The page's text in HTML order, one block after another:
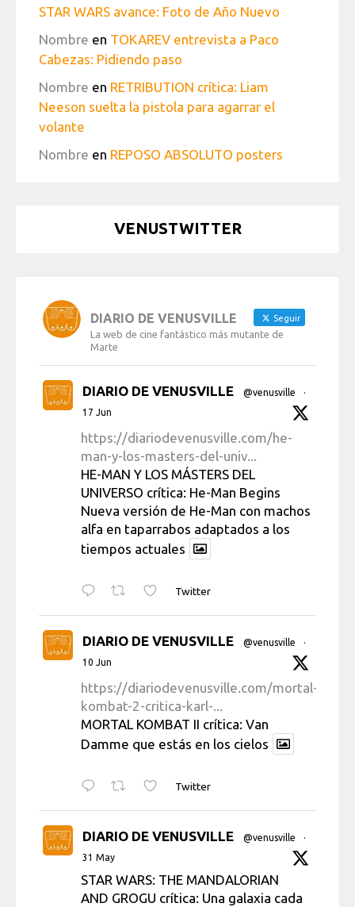
STAR WARS avance: Foto de Año Nuevo
Nombre en TOKAREV entrevista a Paco
Cabezas: Pidiendo paso
Nombre en RETRIBUTION crítica: Liam
Neeson suelta la pistola para agarrar el
volante
Nombre en REPOSO ABSOLUTO posters
VENUSTWITTER
DIARIO DE VENUSVILLE Seguir
La web de cine fantástico más mutante de
Marte
DIARIO DE VENUSVILLE @venusville
·
17 Jun
https://diariodevenusville.com/he-
man-y-los-masters-del-univ...
HE-MAN Y LOS MÁSTERS DEL
UNIVERSO crítica: He-Man Begins
Nueva versión de He-Man con machos
alfa en taparrabos adaptados a los
tiempos actuales
Twitter
DIARIO DE VENUSVILLE @venusville
·
10 Jun
https://diariodevenusville.com/mortal-
kombat-2-critica-karl-...
MORTAL KOMBAT II crítica: Van
Damme que estás en los cielos
Twitter
DIARIO DE VENUSVILLE @venusville
·
31 May
STAR WARS: THE MANDALORIAN
AND GROGU crítica: Una galaxia cada